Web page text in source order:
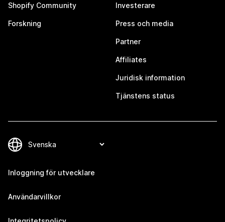
Shopify Community
Forskning
Investerare
Press och media
Partner
Affiliates
Juridisk information
Tjänstens status
Inloggning för utvecklare
Användarvillkor